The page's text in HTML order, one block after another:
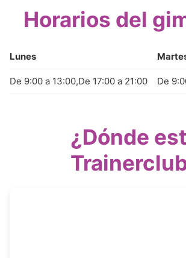
Horarios del
Lunes
De 9:00 a 13:00,De 17:00 a 21:00 De
¿Dónde